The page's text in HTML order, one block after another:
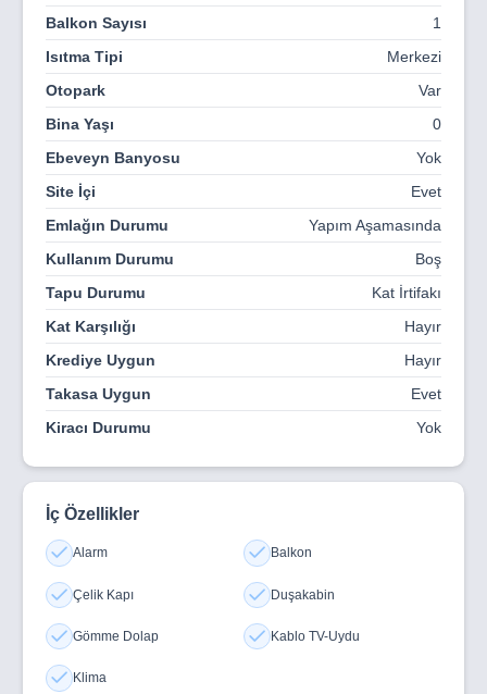
Balkon Sayısı
1
Isıtma Tipi
Merkezi
Otopark
Var
Bina Yaşı
0
Ebeveyn Banyosu
Yok
Site İçi
Evet
Emlağın Durumu
Yapım Aşamasında
Kullanım Durumu
Boş
Tapu Durumu
Kat İrtifakı
Kat Karşılığı
Hayır
Krediye Uygun
Hayır
Takasa Uygun
Evet
Kiracı Durumu
Yok
İç Özellikler
Alarm Balkon
Çelik Kapı Duşakabin
Gömme Dolap Kablo TV-Uydu
Klima